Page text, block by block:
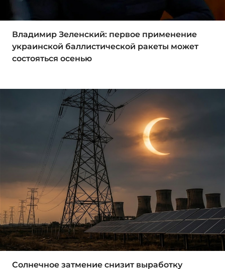
Владимир Зеленский: первое применение
украинской баллистической ракеты может
состояться осенью
Солнечное затмение снизит выработку